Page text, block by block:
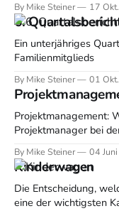
Kommunikationsfluss
Transparenz und
dass mangelnde
Fehlerquote und im
By Mike Steiner 17
6.
Ein unterjähriges
Familienmitglieds
By Mike Steiner 01
Projektmanagement:
Projektmanager bei
Projektmanagement
besonderen
By Mike Steiner 04
Kinderwagen
Die Entscheidung,
eine der wichtigsten